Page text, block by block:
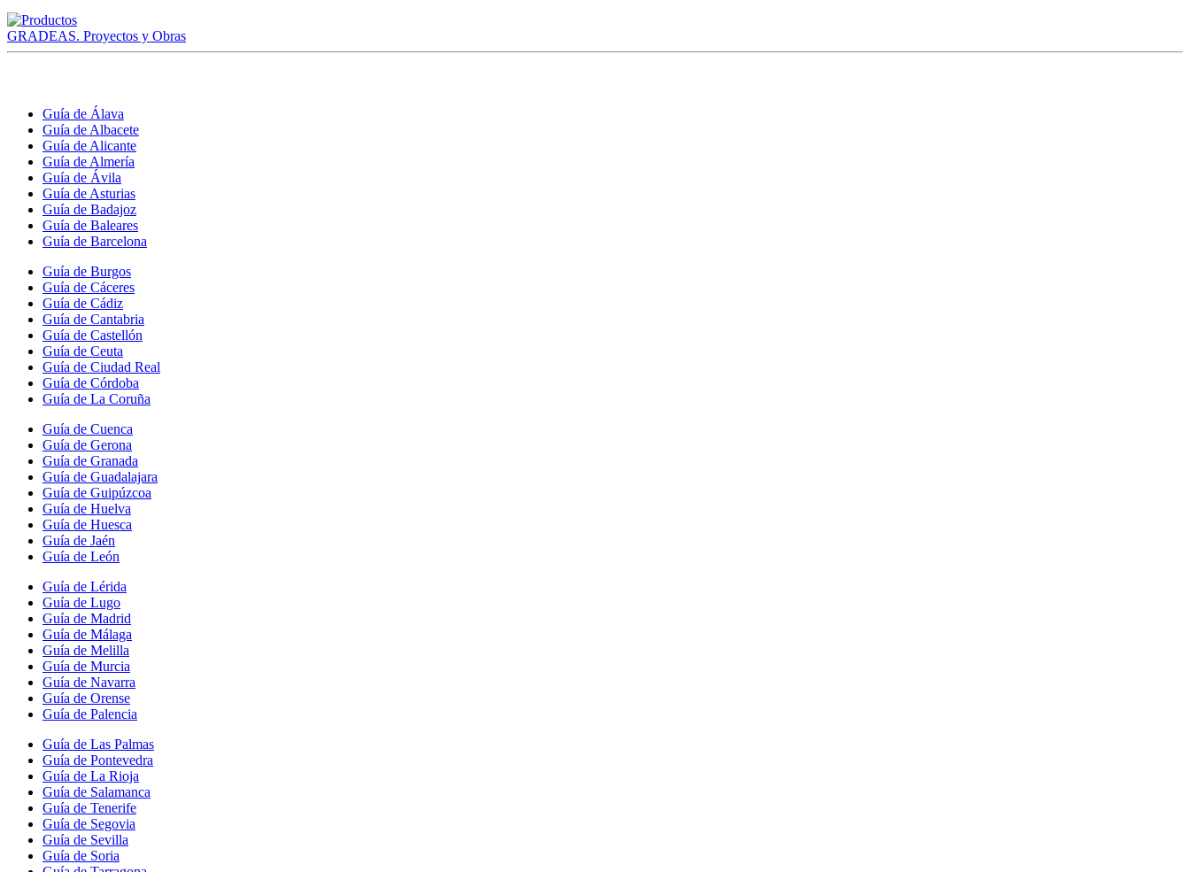
GRADEAS. Proyectos y Obras
Guía de Álava
Guía de Albacete
Guía de Alicante
Guía de Almería
Guía de Ávila
Guía de Asturias
Guía de Badajoz
Guía de Baleares
Guía de Barcelona
Guía de Burgos
Guía de Cáceres
Guía de Cádiz
Guía de Cantabria
Guía de Castellón
Guía de Ceuta
Guía de Ciudad Real
Guía de Córdoba
Guía de La Coruña
Guía de Cuenca
Guía de Gerona
Guía de Granada
Guía de Guadalajara
Guía de Guipúzcoa
Guía de Huelva
Guía de Huesca
Guía de Jaén
Guía de León
Guía de Lérida
Guía de Lugo
Guía de Madrid
Guía de Málaga
Guía de Melilla
Guía de Murcia
Guía de Navarra
Guía de Orense
Guía de Palencia
Guía de Las Palmas
Guía de Pontevedra
Guía de La Rioja
Guía de Salamanca
Guía de Tenerife
Guía de Segovia
Guía de Sevilla
Guía de Soria